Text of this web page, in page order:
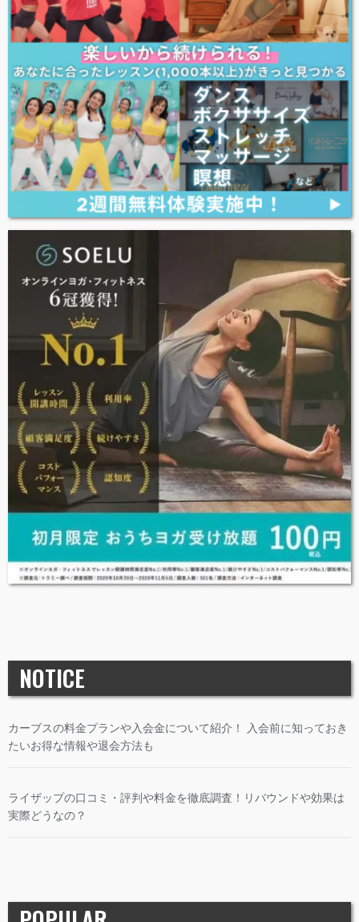
NOTICE
カーブスの料金プランや入会金について紹介！ 入会前に知っておき
たいお得な情報や退会方法も
ライザップの口コミ・評判や料金を徹底調査！リバウンドや効果は
実際どうなの？